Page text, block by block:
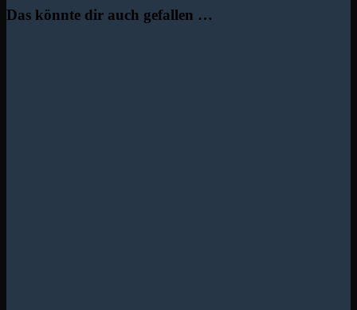
Das könnte dir auch gefallen …